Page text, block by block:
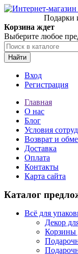
Подарки
Корзина ждет
Выберите любое
Найти
Вход
Регистрация
Главная
О нас
Блог
Условия
Возврат и
Доставка
Оплата
Контакты
Карта сайта
Каталог
Всё для
Декор
Корзины